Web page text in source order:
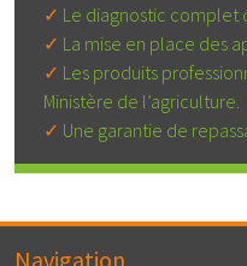
Le diagnostic
La mise en place des
Les produits
Ministère de l’agriculture.
Une garantie de
Navigation